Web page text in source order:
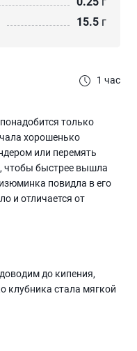
15.5 г
1 час
только
хорошенько
или перемять
чтобы быстрее вышла
повидла в его
и отличается от
до кипения,
клубника стала мягкой